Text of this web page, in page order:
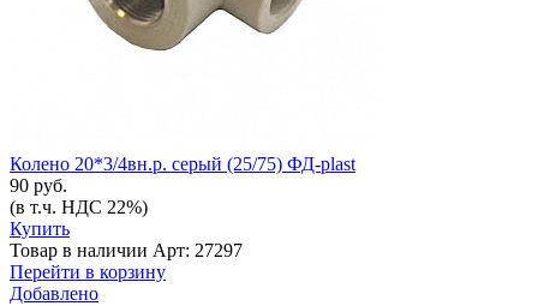
Колено 20*3/4вн.р. серый (25/75) ФД-plast
90 руб.
(в т.ч. НДС 22%)
Купить
Товар в наличии Арт: 27297
Перейти в корзину
Добавлено